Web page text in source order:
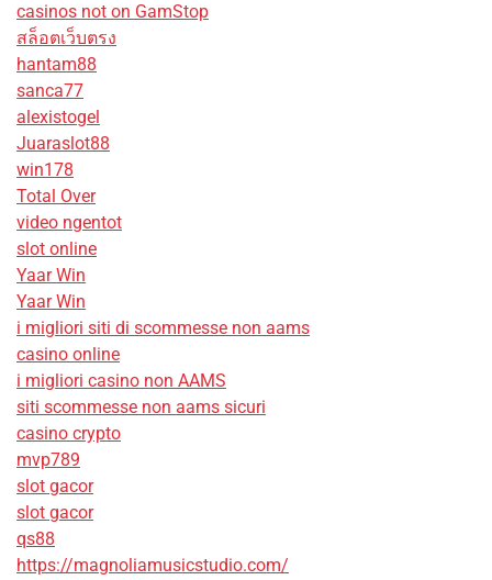
casinos not on GamStop
สล็อตเว็บตรง
hantam88
sanca77
alexistogel
Juaraslot88
win178
Total Over
video ngentot
slot online
Yaar Win
Yaar Win
i migliori siti di scommesse non aams
casino online
i migliori casino non AAMS
siti scommesse non aams sicuri
casino crypto
mvp789
slot gacor
slot gacor
qs88
https://magnoliamusicstudio.com/